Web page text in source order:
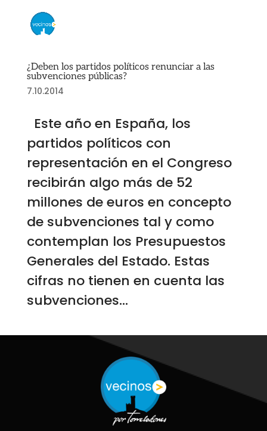
¿Deben los partidos políticos renunciar a las
subvenciones públicas?
7.10.2014
Este año en España, los
partidos políticos con
representación en el Congreso
recibirán algo más de 52
millones de euros en concepto
de subvenciones tal y como
contemplan los Presupuestos
Generales del Estado. Estas
cifras no tienen en cuenta las
subvenciones...